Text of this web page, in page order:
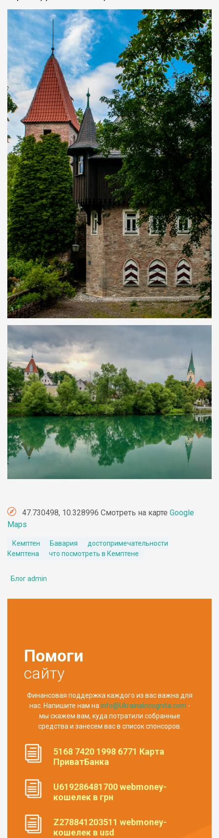
47.730498, 10.328996 Смотреть на карте Google
Maps
Кемптен Бавария
достопримечательности
Кемптена
что посмотреть в Кемптене
Блог admin
Помоги
сайту
Финансовая поддержка каждого из вас важна для
нас. Напишите нам на info@UkrainaIncognita.com -
мы скажем вам, куда потратили собранные
средства и занесем вас в список спонсоров.
5168 7420 1998 6771 Карта
ПриватБанка
U619286481700 webmoney-
кошелек в грн
Z278841203511 webmoney-
кошелек в usd